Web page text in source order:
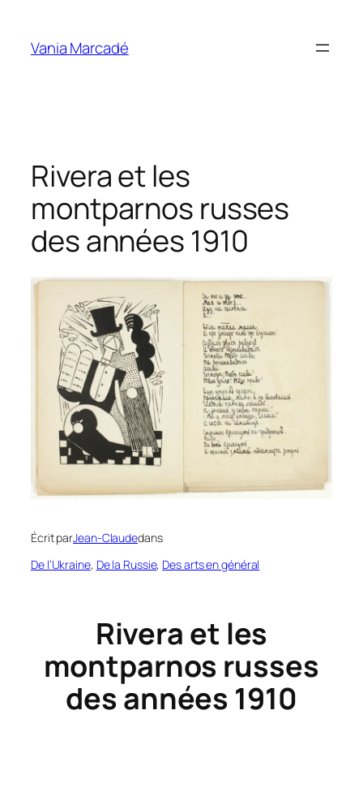
contenu
Vania Marcadé
Rivera et les
montparnos russes
des années 1910
Écrit parJean-Claudedans
De l’Ukraine, De la Russie, Des arts en général
Rivera et les
montparnos russes
des années 1910